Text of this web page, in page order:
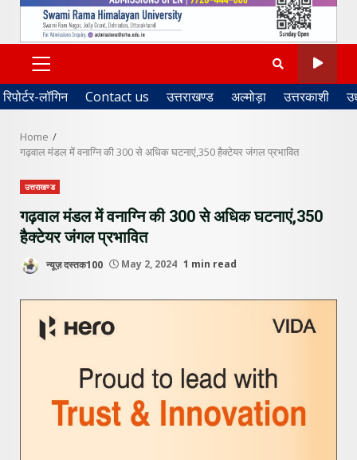
PRIMARY
MENU
रिपोर्टर-लॉगिन Contact us उत्तराखण्ड अल्मोड़ा उत्तरकाशी
Home
गढ़वाल मंडल में वनाग्नि की 300 से अधिक घटनाएं,350 हैक्टेयर जंगल प्रभावित
उत्तराखण्ड
गढ़वाल मंडल में वनाग्नि की 300 से अधिक घटनाएं,350
हैक्टेयर जंगल प्रभावित
न्यूज़ दस्तक100 May 2, 2024 1 min read